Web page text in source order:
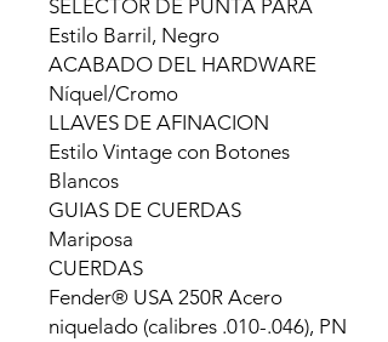
SELECTOR DE PUNTA PARA
Estilo Barril, Negro
ACABADO DEL HARDWARE
Níquel/Cromo
LLAVES DE AFINACION
Estilo Vintage con Botones
Blancos
GUIAS DE CUERDAS
Mariposa
CUERDAS
Fender® USA 250R Acero
niquelado (calibres .010-.046), PN